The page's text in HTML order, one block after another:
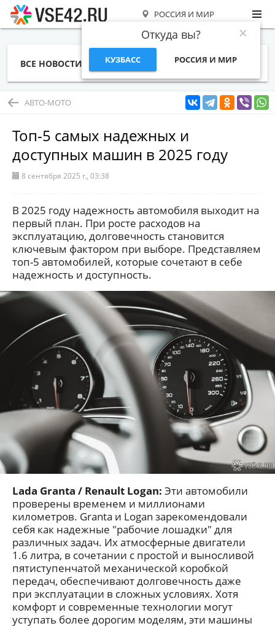
РОССИЯ И МИР
Откуда вы?
КУЗБАСС РОССИЯ И МИР
ВСЕ НОВОСТИ СТАТЬИ ТЕМЫ ФОТО
АВТО-МОТО
Топ-5 самых надежных и
доступных машин в 2025 году
8 сентября 2025 г., 03:38
В 2025 году надежность автомобиля выходит на
первый план. При росте расходов на
эксплуатацию, долговечность становится
ключевым фактором при выборе. Представляем
топ-5 автомобилей, которые сочетают в себе
надежность и доступность.
Lada Granta / Renault Logan: Эти автомобили
проверены временем и миллионами
километров. Granta и Logan зарекомендовали
себя как надежные "рабочие лошадки" для
различных задач. Их атмосферные двигатели
1.6 литра, в сочетании с простой и выносливой
пятиступенчатой механической коробкой
передач, обеспечивают долговечность даже
при эксплуатации в сложных условиях. Хотя
комфорт и современные технологии могут
уступать более дорогим моделям, эти машины